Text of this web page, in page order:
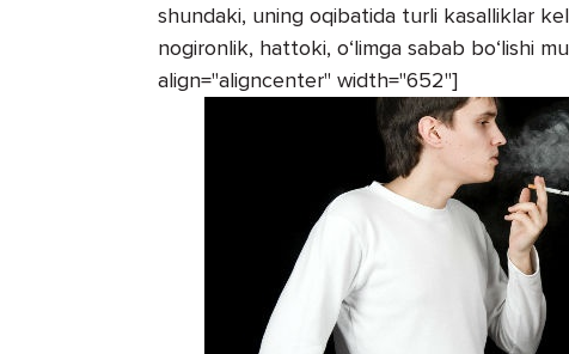
shundaki, uning oqibatida turli kasalliklar
nogironlik, hattoki, o‘limga sabab bo‘lishi
align="aligncenter" width="652"]